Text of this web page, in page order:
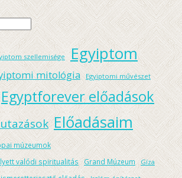
szellemisége Egyiptom
mitológia Egyiptomi művészet
Egyptforever előadások
Előadásaim
múzeumok
valódi spiritualitás
Grand Múzeum Gíza